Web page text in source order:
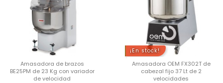
Amasadora de brazos
BE25PM de 23 Kg con variador
de velocidad
¡En stock!
Amasadora OEM FX302T de
cabezal fijo 37 Lt de 2
velocidades